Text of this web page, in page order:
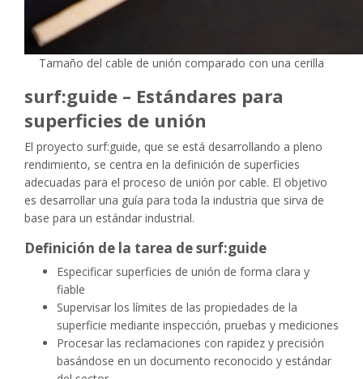
Tamaño del cable de unión comparado con una cerilla
surf:guide – Estándares para
superficies de unión
El proyecto surf:guide, que se está desarrollando a pleno
rendimiento, se centra en la definición de superficies
adecuadas para el proceso de unión por cable. El objetivo
es desarrollar una guía para toda la industria que sirva de
base para un estándar industrial.
Definición de la tarea de surf:guide
Especificar superficies de unión de forma clara y
fiable
Supervisar los límites de las propiedades de la
superficie mediante inspección, pruebas y mediciones
Procesar las reclamaciones con rapidez y precisión
basándose en un documento reconocido y estándar